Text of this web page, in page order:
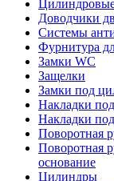
Доводчики
Системы
Фурнитура
Замки WC
Защелки
Замки под
Накладки
Накладки
Поворотная
Поворотная
основание
Цилиндры